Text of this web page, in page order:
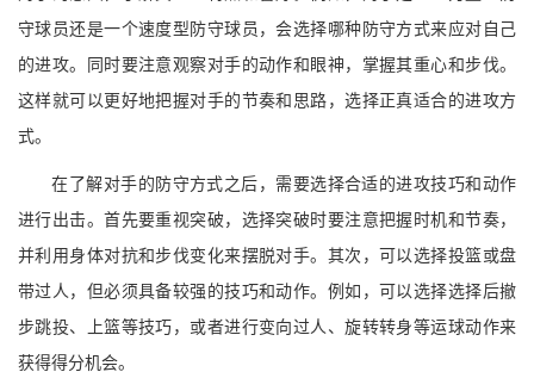
守球员还是一个速度型防守球员，会选择哪种防守方式来应对自己
的进攻。同时要注意观察对手的动作和眼神，掌握其重心和步伐。
这样就可以更好地把握对手的节奏和思路，选择正真适合的进攻方
式。
在了解对手的防守方式之后，需要选择合适的进攻技巧和动作
进行出击。首先要重视突破，选择突破时要注意把握时机和节奏，
并利用身体对抗和步伐变化来摆脱对手。其次，可以选择投篮或盘
带过人，但必须具备较强的技巧和动作。例如，可以选择选择后撤
步跳投、上篮等技巧，或者进行变向过人、旋转转身等运球动作来
获得得分机会。